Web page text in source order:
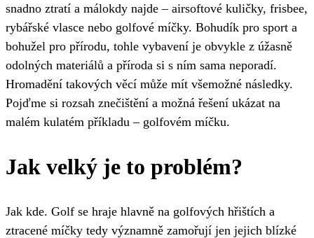
snadno ztratí a málokdy najde – airsoftové kuličky, frisbee,
rybářské vlasce nebo golfové míčky. Bohudík pro sport a
bohužel pro přírodu, tohle vybavení je obvykle z úžasně
odolných materiálů a příroda si s ním sama neporadí.
Hromadění takových věcí může mít všemožné následky.
Pojďme si rozsah znečištění a možná řešení ukázat na
malém kulatém příkladu – golfovém míčku.
Jak velký je to problém?
Jak kde. Golf se hraje hlavně na golfových hřištích a
ztracené míčky tedy významně zamořují jen jejich blízké